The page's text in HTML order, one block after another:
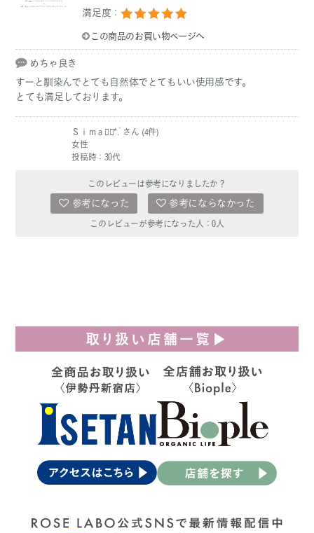
満足度：
この商品のお買い物ページへ
めちゃ良き
すーと馴染んでとても自然体でとてもいい使用感です。
とても満足しております。
Ｓｉｍａ❁⃘*.ﾟさん (4件)
女性
投稿時：30代
このレビューは参考になりましたか？
参考になった 参考にならなかった
このレビューが参考になった人：0 人
取り扱い店舗一覧▶